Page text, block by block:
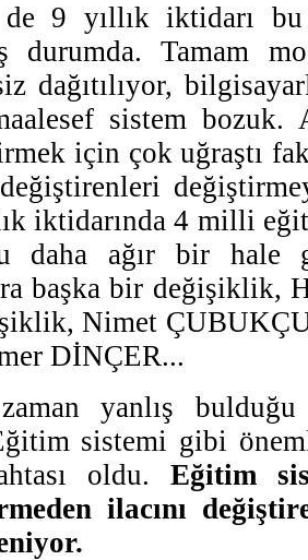
9 yıllık iktidarı bu
durumda. Tamam
dağıtılıyor,
sistem
için çok uğraştı
iktidarında 4 milli
daha ağır bir hale
başka bir değişiklik,
Nimet
DİNÇER...
yanlış
sistemi gibi
oldu.Eğitim
ilacını